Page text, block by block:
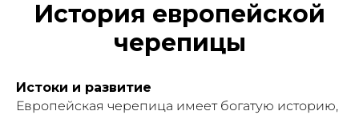
История европейской
черепицы
Истоки и развитие
Европейская черепица имеет богатую историю,